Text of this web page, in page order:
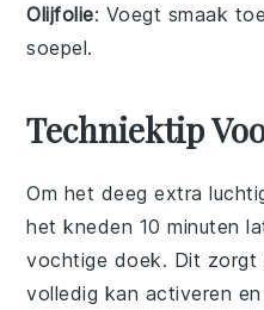
Olijfolie: Voegt smaak
soepel.
Techniektip
Om het deeg extra
het kneden 10 minuten
vochtige doek. Dit zorgt
volledig kan activeren